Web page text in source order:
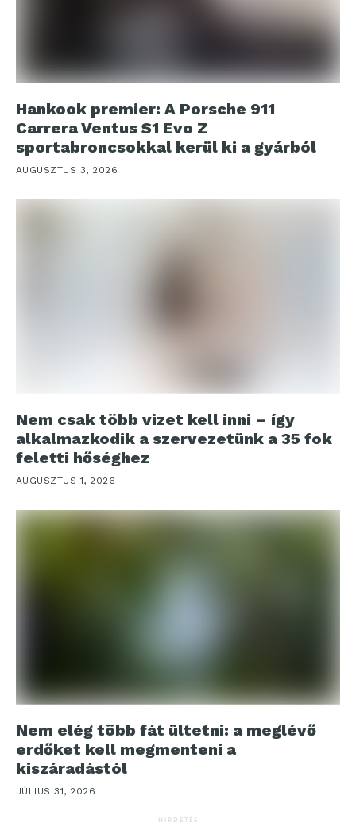
Hankook premier: A Porsche 911
Carrera Ventus S1 Evo Z
sportabroncsokkal kerül ki a gyárból
AUGUSZTUS 3, 2026
Nem csak több vizet kell inni – így
alkalmazkodik a szervezetünk a 35 fok
feletti hőséghez
AUGUSZTUS 1, 2026
Nem elég több fát ültetni: a meglévő
erdőket kell megmenteni a
kiszáradástól
JÚLIUS 31, 2026
HIRDETÉS